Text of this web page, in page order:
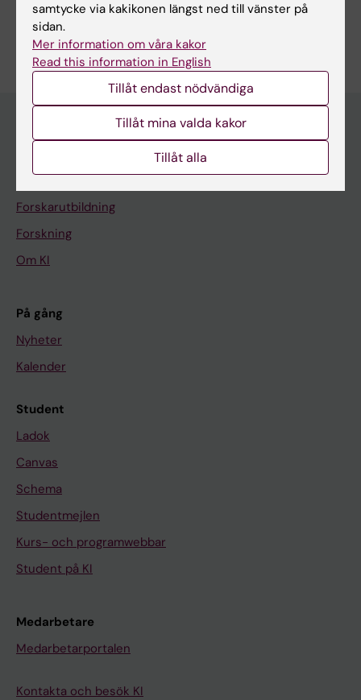
Utbildning
Forskarutbildning
Forskning
Om KI
På gång
Nyheter
Kalender
Student
Ladok
Canvas
Schema
Studentmejlen
Kurs- och programwebbar
Student på KI
Medarbetare
Medarbetarportalen
Kontakta och besök KI
samtycke via kakikonen längst ned till vänster på
sidan.
Mer information om våra kakor
Read this information in English
Tillåt endast nödvändiga
Tillåt mina valda kakor
Tillåt alla